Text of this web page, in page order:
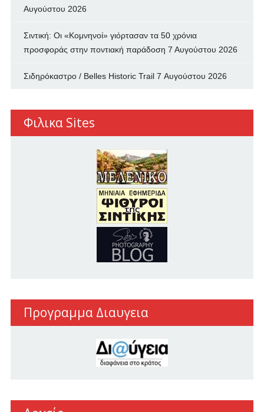
Αυγούστου 2026
Σιντική: Οι «Κομνηνοί» γιόρτασαν τα 50 χρόνια
προσφοράς στην ποντιακή παράδοση 7 Αυγούστου 2026
Σιδηρόκαστρο / Belles Historic Trail 7 Αυγούστου 2026
Φιλικα Sites
Προγραμμα Διαυγεια